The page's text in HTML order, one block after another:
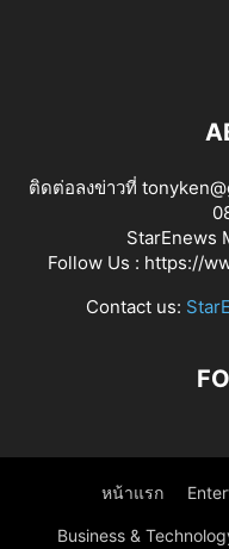
ติดต่อลงข่าวที่
StarEnews
Follow Us : https://
Contact us:
หน้าแรก
Business &